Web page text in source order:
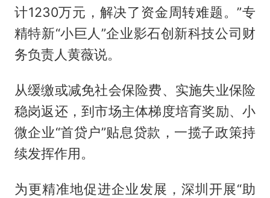
计1230万元，解决了资金周转难题。”专
精特新“小巨人”企业影石创新科技公司财
务负责人黄薇说。
从缓缴或减免社会保险费、实施失业保险
稳岗返还，到市场主体梯度培育奖励、小
微企业“首贷户”贴息贷款，一揽子政策持
续发挥作用。
为更精准地促进企业发展，深圳开展“助